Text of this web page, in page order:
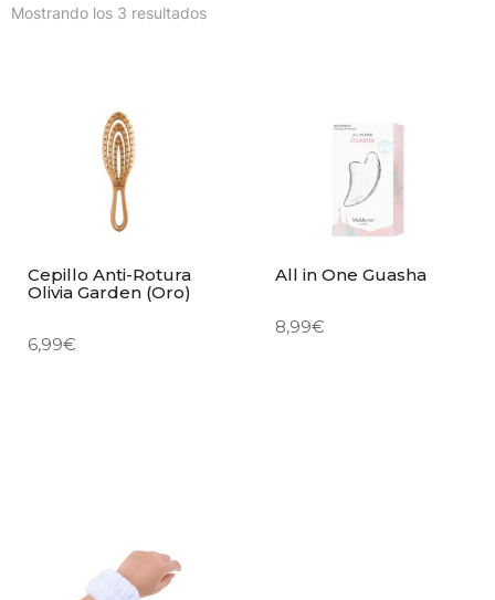
Mostrando los 3 resultados
Cepillo Anti-Rotura
Olivia Garden (Oro)
6,99€
All in One Guasha
8,99€